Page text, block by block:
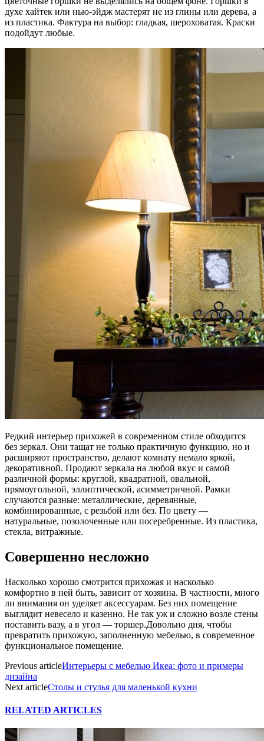
духе хайтек или нью-эйдж мастерят не из глины или дерева, а
из пластика. Фактура на выбор: гладкая, шероховатая. Краски
подойдут любые.
Редкий интерьер прихожей в современном стиле обходится
без зеркал. Они тащат не только практичную функцию, но и
расширяют пространство, делают комнату немало яркой,
декоративной. Продают зеркала на любой вкус и самой
различной формы: круглой, квадратной, овальной,
прямоугольной, эллиптической, асимметричной. Рамки
случаются разные: металлические, деревянные,
комбинированные, с резьбой или без. По цвету —
натуральные, позолоченные или посеребренные. Из пластика,
стекла, витражные.
Совершенно несложно
Насколько хорошо смотрится прихожая и насколько
комфортно в ней быть, зависит от хозяина. В частности, много
ли внимания он уделяет аксессуарам. Без них помещение
выглядит невесело и казенно. Не так уж и сложно возле стены
поставить вазу, а в угол — торшер.Довольно дня, чтобы
превратить прихожую, заполненную мебелью, в современное
функциональное помещение.
Previous articleИнтерьеры с мебелью Икеа: фото и примеры
дизайна
Next articleСтолы и стулья для маленькой кухни
RELATED ARTICLES